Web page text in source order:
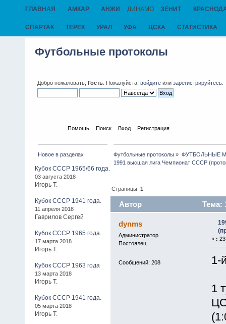
ГЛАВНАЯ АМКАР АНЖИ ДИНАМО ЗЕНИТ
СПАРТАК ТЕРЕК УРАЛ УФА ЦСКА СТАТИСТИКА
Футбольные протоколы
Добро пожаловать, Гость . Пожалуйста, войдите или зарегистрируйтесь
Помощь Поиск Вход Регистрация
Новое в разделах
Кубок СССР 1965/66 года.
03 августа 2018
Игорь Т.
Кубок СССР 1941 года.
11 апреля 2018
Гаврилов Сергей
Кубок СССР 1965 года.
17 марта 2018
Игорь Т.
Кубок СССР 1963 года
13 марта 2018
Игорь Т.
Кубок СССР 1941 года.
05 марта 2018
Игорь Т.
Футбольные протоколы » ФУТБОЛЬНЫЕ
1991 высшая лига Чемпионат СССР
Страницы:1
Автор
Тема:
2030 раз)
dynms
Администратор
Постоялец
Сообщений: 208
« :
1-
1